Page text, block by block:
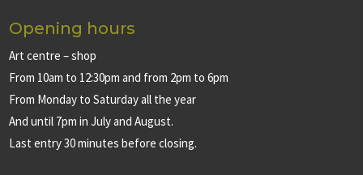
Opening hours
Art centre – shop
From 10am to 12:30pm and from 2pm to 6pm
From Monday to Saturday all the year
And until 7pm in July and August.
Last entry 30 minutes before closing.